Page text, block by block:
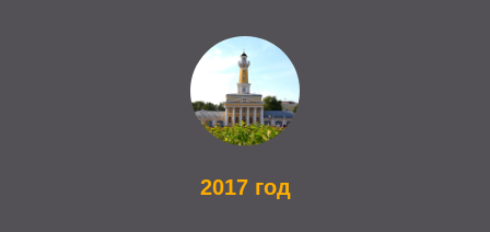
2017 год